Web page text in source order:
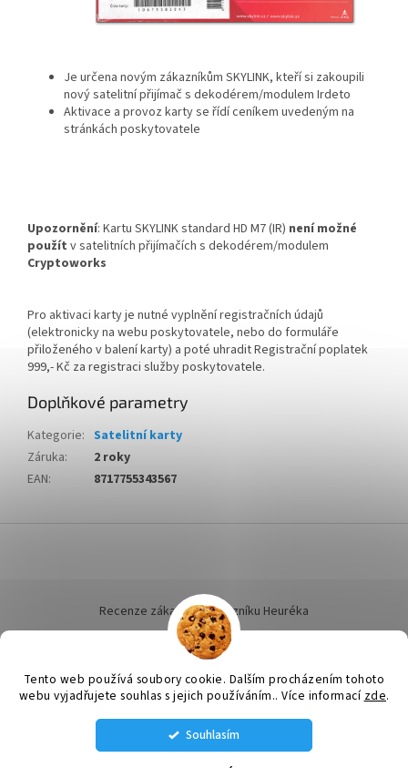
Tento web používá soubory cookie. Dalším procházením tohoto
webu vyjadřujete souhlas s jejich používáním.. Více informací zde.
Souhlasím
STÁLE MÁME NĚJAKÉ VENTILÁTORY SKLADEM VOLEJTE SI NA AKTUÁLNÍ
Je určena novým zákazníkům SKYLINK, kteří si zakoupili
nový satelitní přijímač s dekodérem/modulem Irdeto
Aktivace a provoz karty se řídí ceníkem uvedeným na
stránkách poskytovatele
Upozornění: Kartu SKYLINK standard HD M7 (IR) není možné
použít v satelitních přijímačích s dekodérem/modulem
Cryptoworks
Pro aktivaci karty je nutné vyplnění registračních údajů
(elektronicky na webu poskytovatele, nebo do formuláře
přiloženého v balení karty) a poté uhradit Registrační poplatek
999,- Kč za registraci služby poskytovatele.
Doplňkové parametry
Kategorie: Satelitní karty
Záruka:
2 roky
EAN: 8717755343567
í
Recenze zákazníků dotazníku Heuréka
Vytvořil Shoptet
Copyright 2026ELEKTRO LINHART. Všechna práva vyhrazena.